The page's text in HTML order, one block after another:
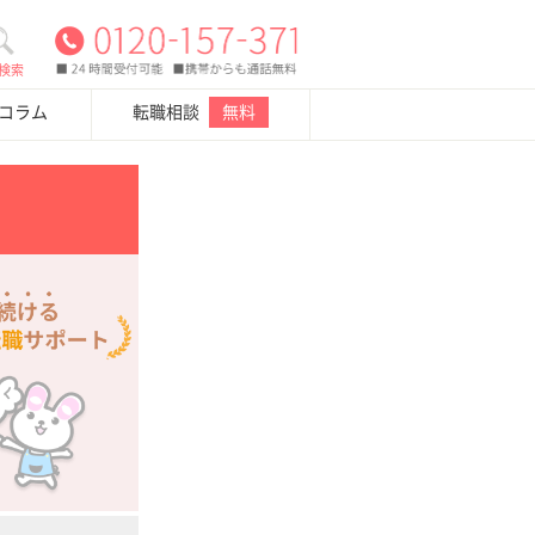
索
ラム 転職相談 無料